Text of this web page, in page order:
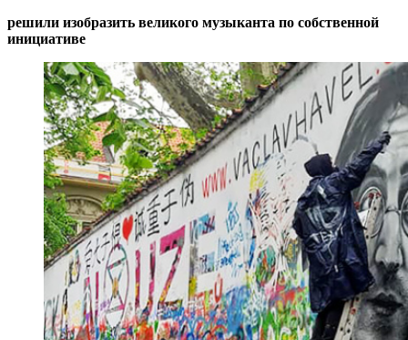
решили изобразить великого музыканта по собственной
инициативе